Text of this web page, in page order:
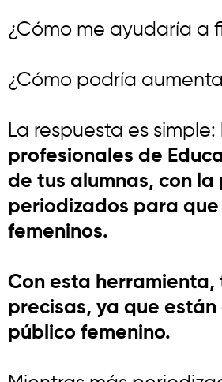
¿Cómo me ayudaría a
¿Cómo podría
La respuesta es simple:
profesionales de
de tus alumnas, con
periodizados para
femeninos.
Con esta herramienta,
precisas, ya que
público femenino.